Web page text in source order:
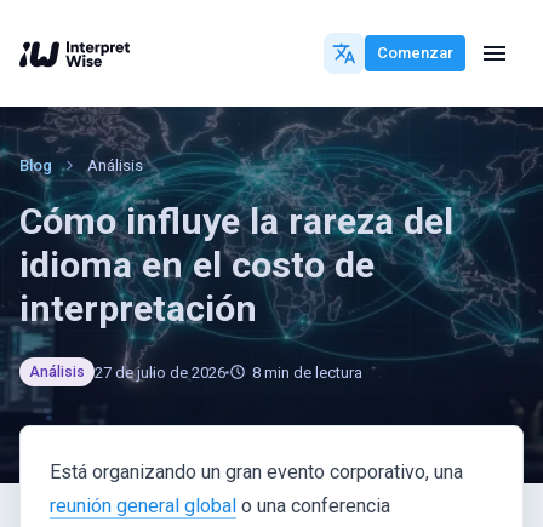
Comenzar
Blog Análisis
Cómo influye la rareza del
idioma en el costo de
interpretación
Análisis 27 de julio de 2026 8 min de lectura
Está organizando un gran evento corporativo, una
reunión general global o una conferencia